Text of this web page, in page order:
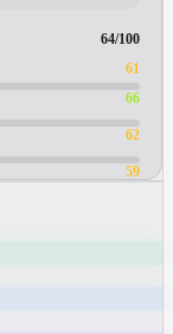
64/100
61
66
62
59